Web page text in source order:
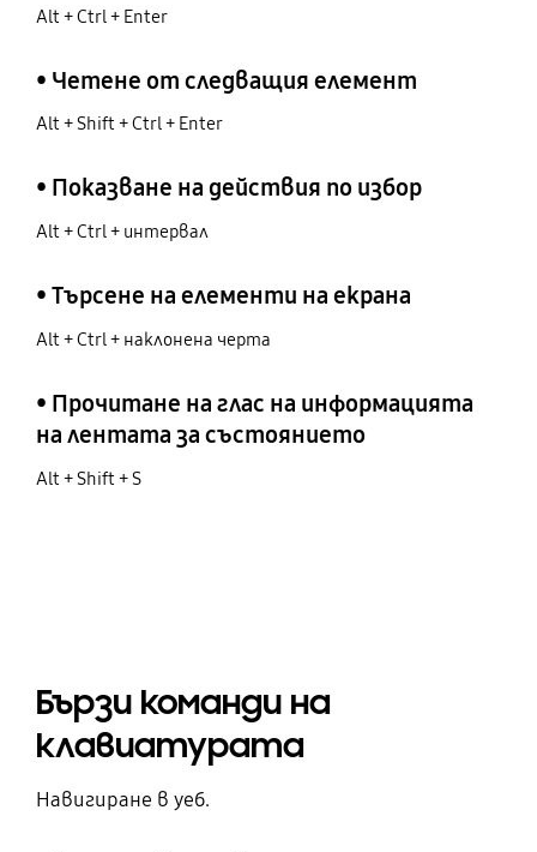
Alt + Ctrl + Enter
• Четене от следващия елемент
Alt + Shift + Ctrl + Enter
• Показване на действия по избор
Alt + Ctrl + интервал
• Търсене на елементи на екрана
Alt + Ctrl + наклонена черта
• Прочитане на глас на информацията
на лентата за състоянието
Alt + Shift + S
Бързи команди на
клавиатурата
Навигиране в уеб.